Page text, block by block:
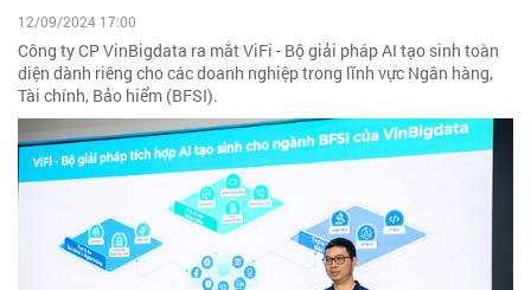
12/09/2024 17:00
Công ty CP VinBigdata ra mắt ViFi - Bộ giải pháp AI tạo sinh toàn
diện dành riêng cho các doanh nghiệp trong lĩnh vực Ngân hàng,
Tài chính, Bảo hiểm (BFSI).